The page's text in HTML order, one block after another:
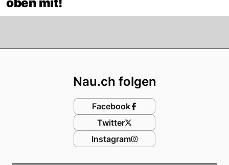
Nau.ch folgen
Facebook
Twitter
Instagram